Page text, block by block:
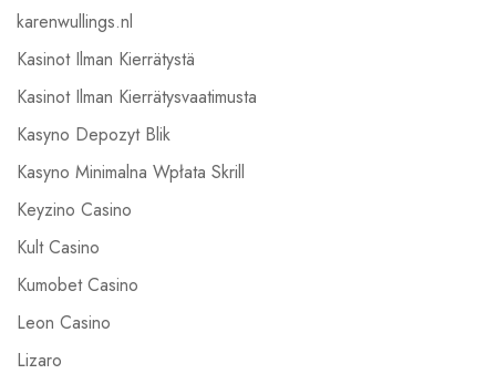
karenwullings.nl
Kasinot Ilman Kierrätystä
Kasinot Ilman Kierrätysvaatimusta
Kasyno Depozyt Blik
Kasyno Minimalna Wpłata Skrill
Keyzino Casino
Kult Casino
Kumobet Casino
Leon Casino
Lizaro